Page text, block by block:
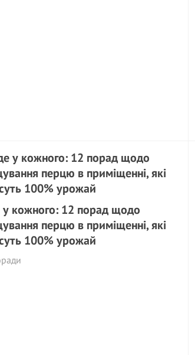
у кожного: 12 порад щодо
перцю в приміщенні, які
100% урожай